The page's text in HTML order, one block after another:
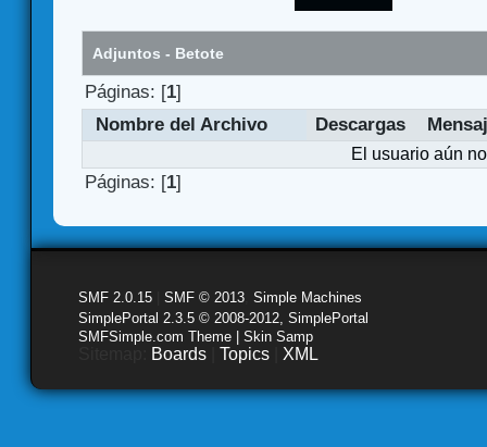
Adjuntos - Betote
Páginas: [1]
Nombre del Archivo
Descargas
El usuario aún
Páginas: [1]
SMF 2.0.15 SMF © 2013 Simple Machines
SimplePortal 2.3.5 © 2008-2012, SimplePortal
SMFSimple.com Theme | Skin Samp
Boards Topics XML